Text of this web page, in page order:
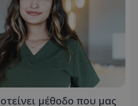
μέθοδο που μας